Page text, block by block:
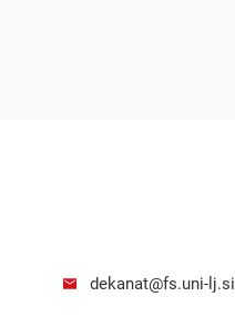
dekanat@fs.uni-lj.si